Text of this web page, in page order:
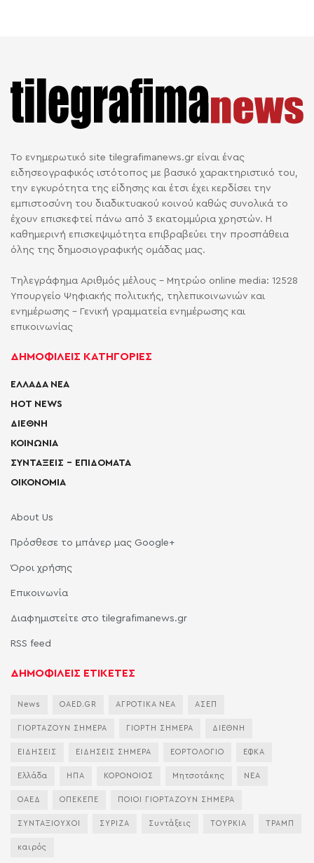
Το ενημερωτικό site tilegrafimanews.gr είναι ένας
ειδησεογραφικός ιστότοπος με βασικό χαρακτηριστικό του,
την εγκυρότητα της είδησης και έτσι έχει κερδίσει την
εμπιστοσύνη του διαδικτυακού κοινού καθώς συνολικά το
έχουν επισκεφτεί πάνω από 3 εκατομμύρια χρηστών. Η
καθημερινή επισκεψιμότητα επιβραβεύει την προσπάθεια
όλης της δημοσιογραφικής ομάδας μας.
Τηλεγράφημα Αριθμός μέλους - Μητρώο online media: 12528
Υπουργείο Ψηφιακής πολιτικής, τηλεπικοινωνιών και
ενημέρωσης - Γενική γραμματεία ενημέρωσης και
επικοινωνίας
ΔΗΜΟΦΙΛΕΙΣ ΚΑΤΗΓΟΡΙΕΣ
ΕΛΛΑΔΑ ΝΕΑ
HOT NEWS
ΔΙΕΘΝΗ
ΚΟΙΝΩΝΙΑ
ΣΥΝΤΑΞΕΙΣ – ΕΠΙΔΟΜΑΤΑ
ΟΙΚΟΝΟΜΙΑ
About Us
Πρόσθεσε το μπάνερ μας Google+
Όροι χρήσης
Επικοινωνία
Διαφημιστείτε στο tilegrafimanews.gr
RSS feed
ΔΗΜΟΦΙΛΕΙΣ ΕΤΙΚΕΤΕΣ
News OAED.GR ΑΓΡΟΤΙΚΑ ΝΕΑ ΑΣΕΠ
ΓΙΟΡΤΑΖΟΥΝ ΣΗΜΕΡΑ ΓΙΟΡΤΗ ΣΗΜΕΡΑ ΔΙΕΘΝΗ
ΕΙΔΗΣΕΙΣ ΕΙΔΗΣΕΙΣ ΣΗΜΕΡΑ ΕΟΡΤΟΛΟΓΙΟ ΕΦΚΑ
Ελλάδα ΗΠΑ ΚΟΡΟΝΟΙΟΣ Μητσοτάκης ΝΕΑ
ΟΑΕΔ ΟΠΕΚΕΠΕ ΠΟΙΟΙ ΓΙΟΡΤΑΖΟΥΝ ΣΗΜΕΡΑ
ΣΥΝΤΑΞΙΟΥΧΟΙ ΣΥΡΙΖΑ Συντάξεις ΤΟΥΡΚΙΑ ΤΡΑΜΠ
καιρός